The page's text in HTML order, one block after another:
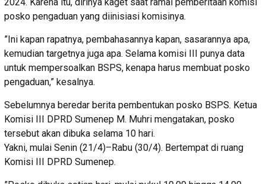
posko pengaduan yang diinisiasi komisinya.
”Ini kapan rapatnya, pembahasannya kapan, sasarannya apa,
kemudian targetnya juga apa. Selama komisi III punya data
untuk mempersoalkan BSPS, kenapa harus membuat posko
pengaduan,” kesalnya.
Sebelumnya beredar berita pembentukan posko BSPS. Ketua
Komisi III DPRD Sumenep M. Muhri mengatakan, posko
tersebut akan dibuka selama 10 hari.
Yakni, mulai Senin (21/4)–Rabu (30/4). Bertempat di ruang
Komisi III DPRD Sumenep.